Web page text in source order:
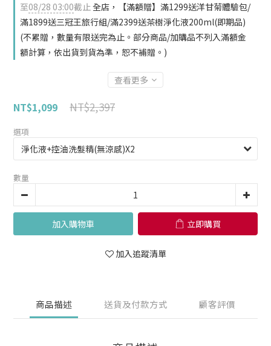
至08/28 03:00截止全店，【滿額贈】滿1299送洋甘菊體驗包/
滿1899送三冠王旅行組/滿2399送茶樹淨化液200ml(即期品)
(不累贈，數量有限送完為止。部分商品/加購品不列入滿額金
額計算，依出貨到貨為準，恕不補贈。)
查看更多
NT$1,099 NT$2,397
選項
數量
加入購物車 立即購買
加入追蹤清單
商品描述 送貨及付款方式 顧客評價